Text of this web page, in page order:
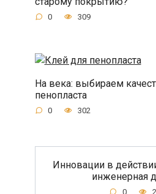
0 309
На века: выбираем
пенопласта
0 302
Инновации в
инженерная
0